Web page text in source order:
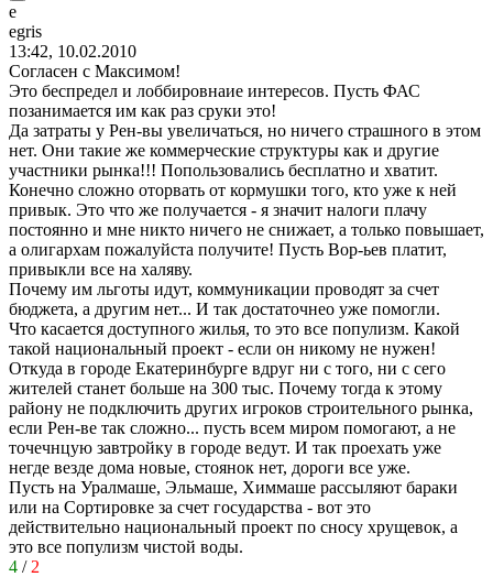
e
egris
13:42, 10.02.2010
Согласен с Максимом!
Это беспредел и лоббировнаие интересов. Пусть ФАС
позанимается им как раз сруки это!
Да затраты у Рен-вы увеличаться, но ничего страшного в этом
нет. Они такие же коммерческие структуры как и другие
участники рынка!!! Попользовались бесплатно и хватит.
Конечно сложно оторвать от кормушки того, кто уже к ней
привык. Это что же получается - я значит налоги плачу
постоянно и мне никто ничего не снижает, а только повышает,
а олигархам пожалуйста получите! Пусть Вор-ьев платит,
привыкли все на халяву.
Почему им льготы идут, коммуникации проводят за счет
бюджета, а другим нет... И так достаточнео уже помогли.
Что касается доступного жилья, то это все популизм. Какой
такой национальный проект - если он никому не нужен!
Откуда в городе Екатеринбурге вдруг ни с того, ни с сего
жителей станет больше на 300 тыс. Почему тогда к этому
району не подключить других игроков строительного рынка,
если Рен-ве так сложно... пусть всем миром помогают, а не
точечнцую завтройку в городе ведут. И так проехать уже
негде везде дома новые, стоянок нет, дороги все уже.
Пусть на Уралмаше, Эльмаше, Химмаше рассыляют бараки
или на Сортировке за счет государства - вот это
действительно национальный проект по сносу хрущевок, а
это все популизм чистой воды.
4 / 2